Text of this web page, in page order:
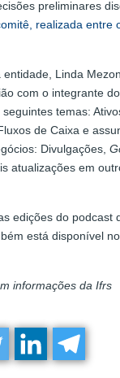
preliminares
realizada entre
Linda
com o integrante
temas:
de Caixa e
Divulgações,
atualizações em
edições do podcast
está disponível
informações da Ifrs